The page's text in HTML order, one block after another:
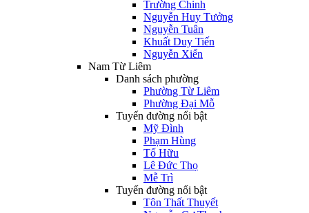
Trường Chinh
Nguyễn Huy Tưởng
Nguyễn Tuân
Khuất Duy Tiến
Nguyễn Xiển
Nam Từ Liêm
Danh sách phường
Phường Từ Liêm
Phường Đại Mỗ
Tuyến đường nổi bật
Mỹ Đình
Phạm Hùng
Tố Hữu
Lê Đức Thọ
Mễ Trì
Tuyến đường nổi bật
Tôn Thất Thuyết